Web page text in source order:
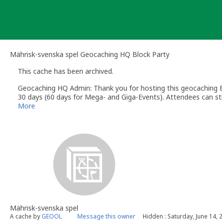
Mährisk-svenska spel Geocaching HQ Block Party
This cache has been archived.
Geocaching HQ Admin: Thank you for hosting this
30 days (60 days for Mega- and Giga-Events). Attendees can
More
Mährisk-svenska spel
A cache by GEOOL Message this owner Hidden : Saturday, June 14,